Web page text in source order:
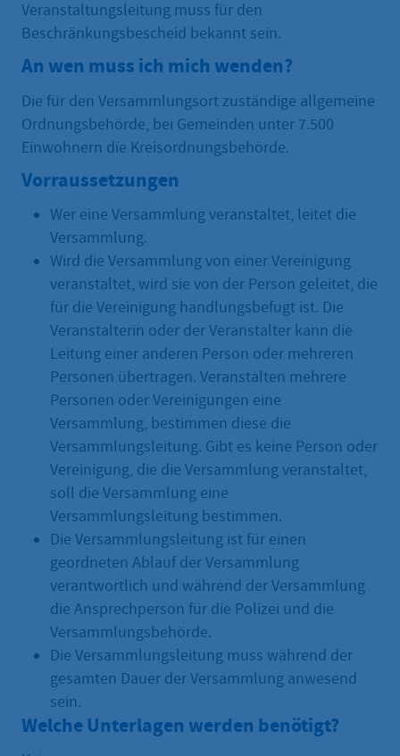
Veranstaltungsleitung muss für den
Beschränkungsbescheid bekannt sein.
An wen muss ich mich wenden?
Die für den Versammlungsort zuständige allgemeine
Ordnungsbehörde, bei Gemeinden unter 7.500
Einwohnern die Kreisordnungsbehörde.
Vorraussetzungen
Wer eine Versammlung veranstaltet, leitet die
Versammlung.
Wird die Versammlung von einer Vereinigung
veranstaltet, wird sie von der Person geleitet, die
für die Vereinigung handlungsbefugt ist. Die
Veranstalterin oder der Veranstalter kann die
Leitung einer anderen Person oder mehreren
Personen übertragen. Veranstalten mehrere
Personen oder Vereinigungen eine
Versammlung, bestimmen diese die
Versammlungsleitung. Gibt es keine Person oder
Vereinigung, die die Versammlung veranstaltet,
soll die Versammlung eine
Versammlungsleitung bestimmen.
Die Versammlungsleitung ist für einen
geordneten Ablauf der Versammlung
verantwortlich und während der Versammlung
die Ansprechperson für die Polizei und die
Versammlungsbehörde.
Die Versammlungsleitung muss während der
gesamten Dauer der Versammlung anwesend
sein.
Welche Unterlagen werden benötigt?